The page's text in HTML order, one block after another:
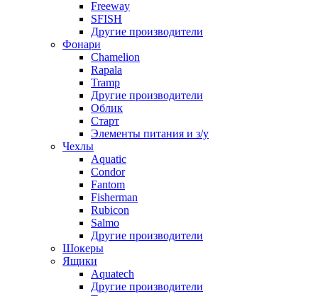
Freeway
SFISH
Другие производители
Фонари
Chamelion
Rapala
Tramp
Другие производители
Облик
Старт
Элементы питания и з/у
Чехлы
Aquatic
Condor
Fantom
Fisherman
Rubicon
Salmo
Другие производители
Шокеры
Ящики
Aquatech
Другие производители